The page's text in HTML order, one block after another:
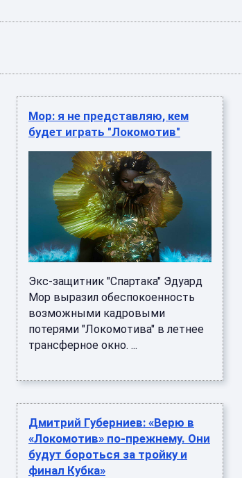
Мор: я не представляю, кем
будет играть "Локомотив"
Экс-защитник "Спартака" Эдуард
Мор выразил обеспокоенность
возможными кадровыми
потерями "Локомотива" в летнее
трансферное окно. ...
Дмитрий Губерниев: «Верю в
«Локомотив» по‑прежнему. Они
будут бороться за тройку и
финал Кубка»